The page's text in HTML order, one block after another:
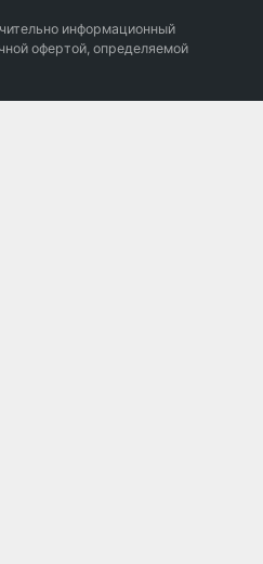
информационный
офертой, определяемой